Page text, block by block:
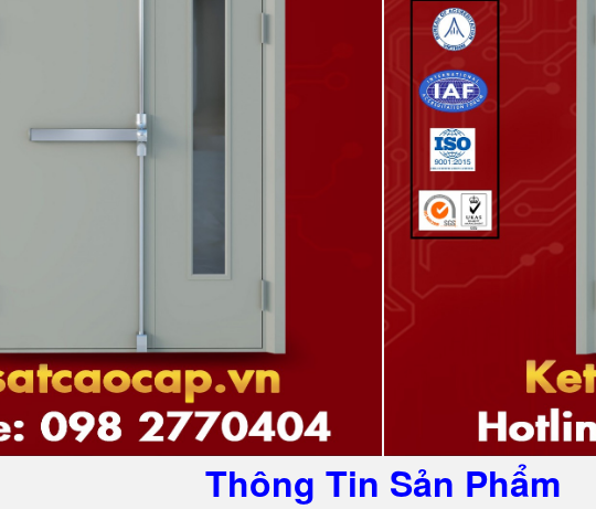
Thông Tin Sản Phẩm